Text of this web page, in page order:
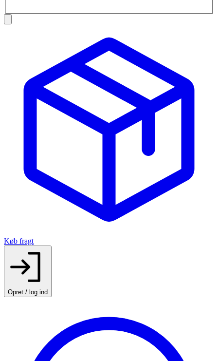
Køb fragt
Opret / log ind